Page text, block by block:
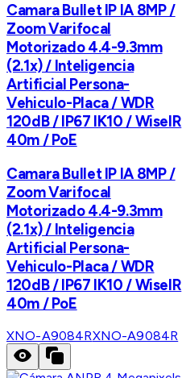
Camara Bullet IP IA 8MP /
Zoom Varifocal
Motorizado 4.4-9.3mm
(2.1x) / Inteligencia
Artificial Persona-
Vehiculo-Placa / WDR
120dB / IP67 IK10 / WiseIR
40m / PoE
Camara Bullet IP IA 8MP /
Zoom Varifocal
Motorizado 4.4-9.3mm
(2.1x) / Inteligencia
Artificial Persona-
Vehiculo-Placa / WDR
120dB / IP67 IK10 / WiseIR
40m / PoE
XNO-A9084RXNO-A9084R